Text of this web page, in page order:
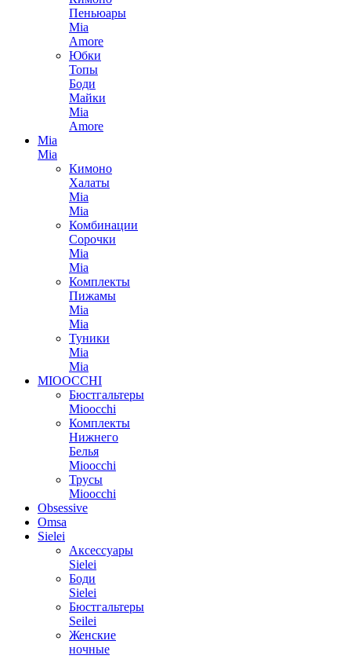
Пеньюары
Mia
Amore
Юбки
Топы
Боди
Майки
Mia
Amore
Mia
Mia
Кимоно
Халаты
Mia
Mia
Комбинации
Сорочки
Mia
Mia
Комплекты
Пижамы
Mia
Mia
Туники
Mia
Mia
MIOOCCHI
Бюстгальтеры
Mioocchi
Комплекты
Нижнего
Белья
Mioocchi
Трусы
Mioocchi
Obsessive
Omsa
Sielei
Аксессуары
Sielei
Боди
Sielei
Бюстгальтеры
Seilei
Женские
ночные